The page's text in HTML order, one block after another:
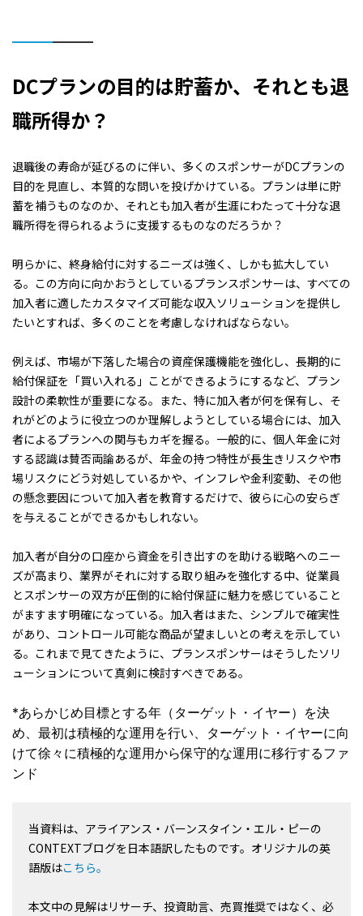
DCプランの目的は貯蓄か、それとも退
職所得か？
退職後の寿命が延びるのに伴い、多くのスポンサーがDCプランの
目的を見直し、本質的な問いを投げかけている。プランは単に貯
蓄を補うものなのか、それとも加入者が生涯にわたって十分な退
職所得を得られるように支援するものなのだろうか？
明らかに、終身給付に対するニーズは強く、しかも拡大してい
る。この方向に向かおうとしているプランスポンサーは、すべての
加入者に適したカスタマイズ可能な収入ソリューションを提供し
たいとすれば、多くのことを考慮しなければならない。
例えば、市場が下落した場合の資産保護機能を強化し、長期的に
給付保証を「買い入れる」ことができるようにするなど、プラン
設計の柔軟性が重要になる。また、特に加入者が何を保有し、そ
れがどのように役立つのか理解しようとしている場合には、加入
者によるプランへの関与もカギを握る。一般的に、個人年金に対
する認識は賛否両論あるが、年金の持つ特性が長生きリスクや市
場リスクにどう対処しているかや、インフレや金利変動、その他
の懸念要因について加入者を教育するだけで、彼らに心の安らぎ
を与えることができるかもしれない。
加入者が自分の口座から資金を引き出すのを助ける戦略へのニー
ズが高まり、業界がそれに対する取り組みを強化する中、従業員
とスポンサーの双方が圧倒的に給付保証に魅力を感じていること
がますます明確になっている。加入者はまた、シンプルで確実性
があり、コントロール可能な商品が望ましいとの考えを示してい
る。これまで見てきたように、プランスポンサーはそうしたソリ
ューションについて真剣に検討すべきである。
*あらかじめ目標とする年（ターゲット・イヤー）を決
め、最初は積極的な運用を行い、ターゲット・イヤーに向
けて徐々に積極的な運用から保守的な運用に移行するファ
ンド
当資料は、アライアンス・バーンスタイン・エル・ピーの
CONTEXTブログを日本語訳したものです。オリジナルの英
語版はこちら。
本文中の見解はリサーチ、投資助言、売買推奨ではなく、必